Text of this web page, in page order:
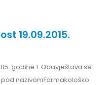
19.09.2015.
godine 1. Obavještava se
nazivomFarmakološko